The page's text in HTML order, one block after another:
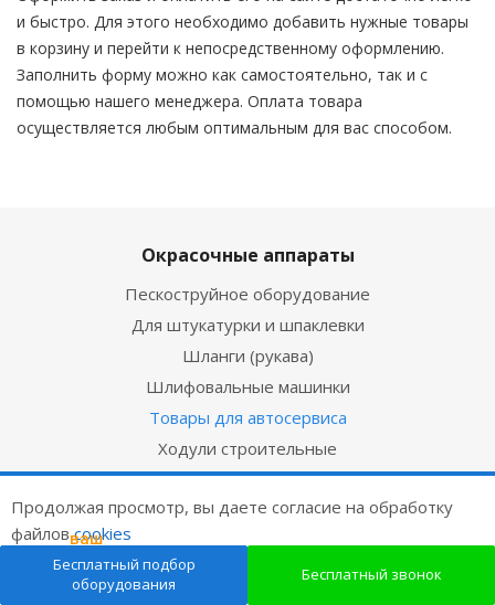
и быстро. Для этого необходимо добавить нужные товары
в корзину и перейти к непосредственному оформлению.
Заполнить форму можно как самостоятельно, так и с
помощью нашего менеджера. Оплата товара
осуществляется любым оптимальным для вас способом.
Окрасочные аппараты
Пескоструйное оборудование
Для штукатурки и шпаклевки
Шланги (рукава)
Шлифовальные машинки
Товары для автосервиса
Ходули строительные
Машины для дорожной разметки
Масло для окрасочных аппаратов
Полировальные машинки
Компрессоры
Бесплатный подбор
оборудования
Бесплатный звонок
ваш
подарок
Продолжая просмотр, вы даете согласие на обработку
файловcookies
ОК